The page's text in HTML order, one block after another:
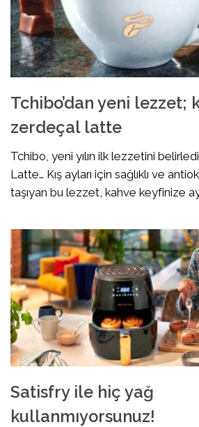
Tchibo’dan yeni lezzet;
zerdeçal latte
Tchibo, yeni yılın ilk lezzetini
Latte… Kış ayları için sağlıklı ve
taşıyan bu lezzet, kahve keyfinize
Satisfry ile hiç yağ
kullanmıyorsunuz!